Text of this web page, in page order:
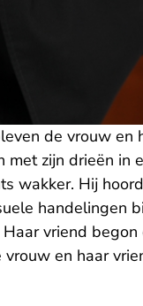
de vrouw en
zijn drieën in
wakker. Hij
handelingen
vriend
en haar